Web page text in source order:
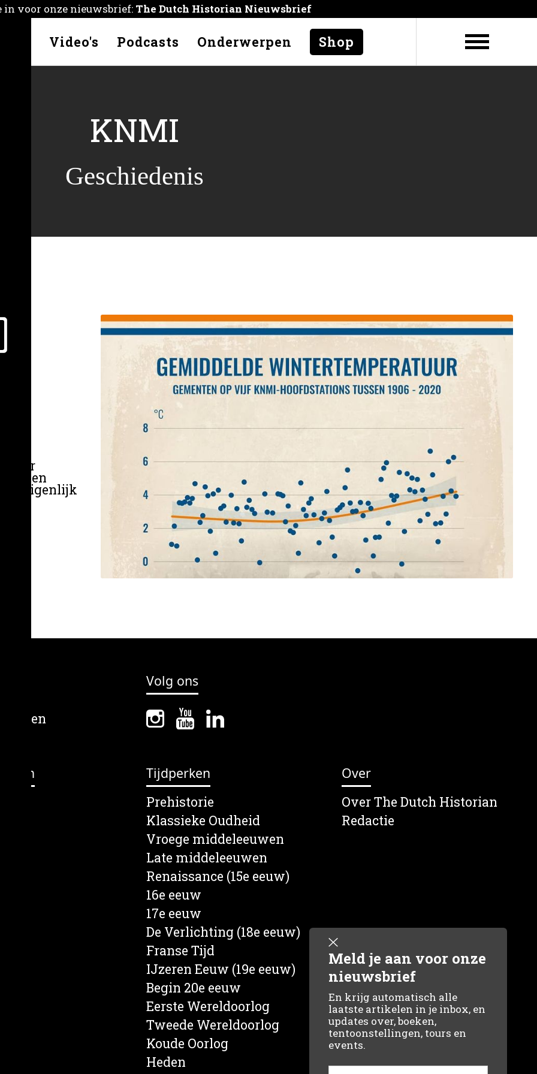
in voor onze nieuwsbrief: The Dutch Historian Nieuwsbrief
Video's Podcasts Onderwerpen Shop
Meld je aan voor onze
nieuwsbrief
En krijg automatisch alle
laatste artikelen in je inbox, en
updates over, boeken,
tentoonstellingen, tours en
events.
KNMI
Geschiedenis
weer
een
het eigenlijk
Volg ons
Tijdperken
Prehistorie
Klassieke Oudheid
Vroege middeleeuwen
Late middeleeuwen
Renaissance (15e eeuw)
16e eeuw
17e eeuw
De Verlichting (18e eeuw)
Franse Tijd
IJzeren Eeuw (19e eeuw)
Begin 20e eeuw
Eerste Wereldoorlog
Tweede Wereldoorlog
Koude Oorlog
Heden
Over
Over The Dutch Historian
Redactie